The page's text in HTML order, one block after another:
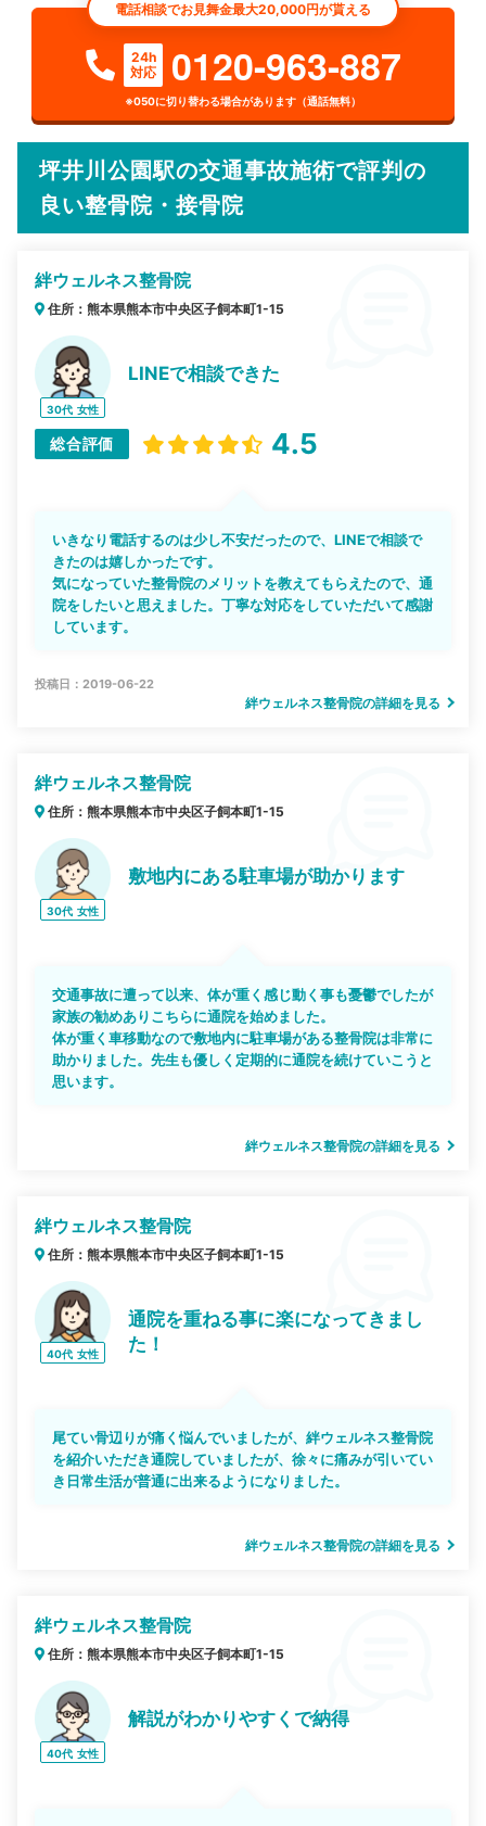
電話相談でお見舞金最大20,000円が貰える
24h
対応
0120-963-887
※050に切り替わる場合があります（通話無料）
坪井川公園駅の交通事故施術で評判の
良い整骨院・接骨院
絆ウェルネス整骨院
住所：熊本県熊本市中央区子飼本町1-15
30代 女性
LINEで相談できた
総合評価 4.5
いきなり電話するのは少し不安だったので、LINEで相談で
きたのは嬉しかったです。
気になっていた整骨院のメリットを教えてもらえたので、通
院をしたいと思えました。丁寧な対応をしていただいて感謝
しています。
投稿日：2019-06-22
絆ウェルネス整骨院の詳細を見る
絆ウェルネス整骨院
住所：熊本県熊本市中央区子飼本町1-15
30代 女性
敷地内にある駐車場が助かります
交通事故に遭って以来、体が重く感じ動く事も憂鬱でしたが
家族の勧めありこちらに通院を始めました。
体が重く車移動なので敷地内に駐車場がある整骨院は非常に
助かりました。先生も優しく定期的に通院を続けていこうと
思います。
絆ウェルネス整骨院の詳細を見る
絆ウェルネス整骨院
住所：熊本県熊本市中央区子飼本町1-15
40代 女性
通院を重ねる事に楽になってきまし
た！
尾てい骨辺りが痛く悩んでいましたが、絆ウェルネス整骨院
を紹介いただき通院していましたが、徐々に痛みが引いてい
き日常生活が普通に出来るようになりました。
絆ウェルネス整骨院の詳細を見る
絆ウェルネス整骨院
住所：熊本県熊本市中央区子飼本町1-15
40代 女性
解説がわかりやすくで納得